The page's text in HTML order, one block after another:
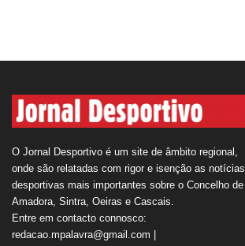
O Jornal Desportivo é um site de âmbito regional,
onde são relatadas com rigor e isenção as notícias
desportivas mais importantes sobre o Concelho de
Amadora, Sintra, Oeiras e Cascais.
Entre em contacto connosco:
redacao.mpalavra@gmail.com |